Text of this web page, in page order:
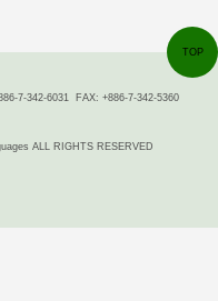
7-342-6031 FAX: +886-7-342-5360
ALL RIGHTS RESERVED
TOP